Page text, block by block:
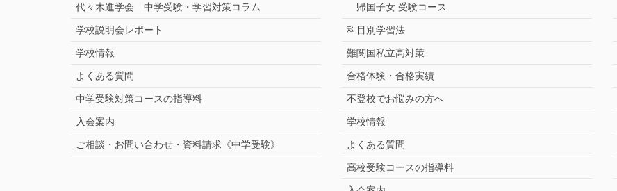
代々木進学会 中学受験・学習対策コラム
学校説明会レポート
学校情報
よくある質問
中学受験対策コースの指導料
入会案内
ご相談・お問い合わせ・資料請求《中学受験》
帰国子女 受験コース
科目別学習法
難関国私立高対策
合格体験・合格実績
不登校でお悩みの方へ
学校情報
よくある質問
高校受験コースの指導料